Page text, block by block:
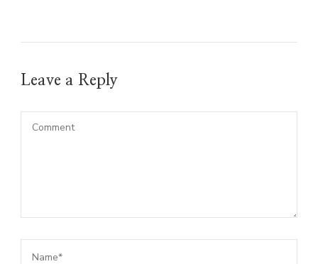
Leave a Reply